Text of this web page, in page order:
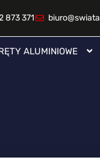
873 371
ALUMINIOWE